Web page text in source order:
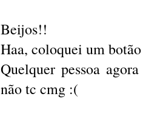
Beijos!!
Haa, coloquei um
Quelquer pessoa
não tc cmg :(